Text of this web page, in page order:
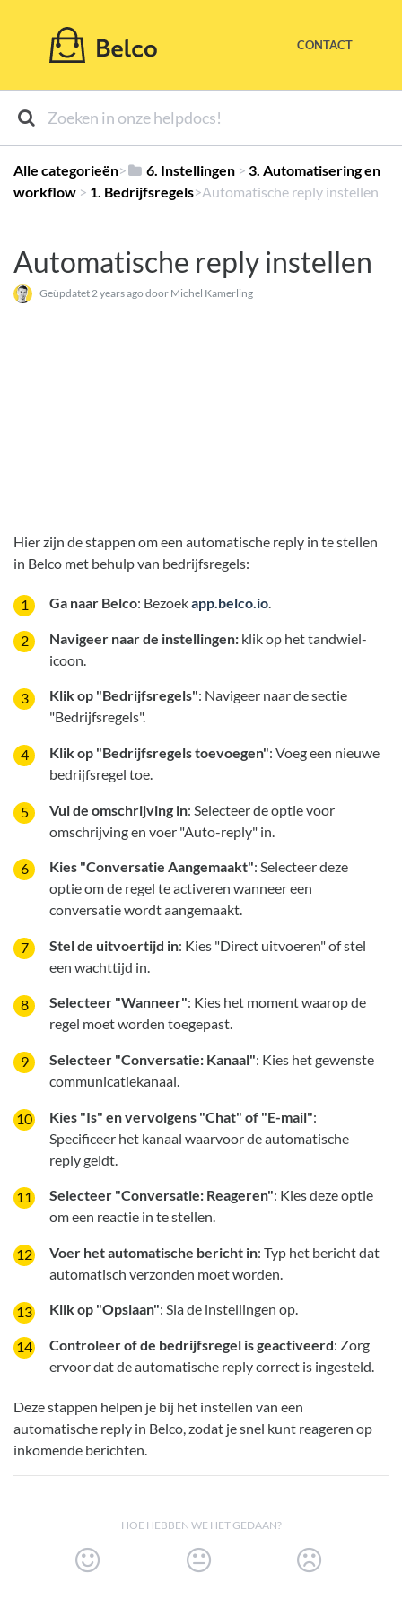
CONTACT
Alle categorieën​>​ ​6. Instellingen ​ > ​​3. Automatisering en
workflow ​ > ​ ​1. Bedrijfsregels​>​ Automatische reply instellen
Automatische reply instellen
Geüpdatet 2 years ago door Michel Kamerling
Hier zijn de stappen om een automatische reply in te stellen
in Belco met behulp van bedrijfsregels:
Ga naar Belco: Bezoekapp.belco.io.
Navigeer naar de instellingen: klik op het tandwiel-
icoon.
Klik op "Bedrijfsregels": Navigeer naar de sectie
"Bedrijfsregels".
Klik op "Bedrijfsregels toevoegen": Voeg een nieuwe
bedrijfsregel toe.
Vul de omschrijving in: Selecteer de optie voor
omschrijving en voer "Auto-reply" in.
Kies "Conversatie Aangemaakt": Selecteer deze
optie om de regel te activeren wanneer een
conversatie wordt aangemaakt.
Stel de uitvoertijd in: Kies "Direct uitvoeren" of stel
een wachttijd in.
Selecteer "Wanneer": Kies het moment waarop de
regel moet worden toegepast.
Selecteer "Conversatie: Kanaal": Kies het gewenste
communicatiekanaal.
Kies "Is" en vervolgens "Chat" of "E-mail":
Specificeer het kanaal waarvoor de automatische
reply geldt.
Selecteer "Conversatie: Reageren": Kies deze optie
om een reactie in te stellen.
Voer het automatische bericht in: Typ het bericht dat
automatisch verzonden moet worden.
Klik op "Opslaan": Sla de instellingen op.
Controleer of de bedrijfsregel is geactiveerd: Zorg
ervoor dat de automatische reply correct is ingesteld.
Deze stappen helpen je bij het instellen van een
automatische reply in Belco, zodat je snel kunt reageren op
inkomende berichten.
HOE HEBBEN WE HET GEDAAN?